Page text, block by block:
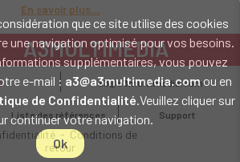
que ce site utilise des cookies
une navigation optimisé pour vos besoins.
supplémentaires, vous pouvez
e-mail : a3@a3multimedia.comou en
de Confidentialité.Veuillez cliquer sur
continuer votre navigation.
Ok
En savoir plus
A3MULTIMEDIA
ET LOGICIEL CODE BARRE
: Cholet - Nantes - Angers - Rennes - Le
- Lille - Brest - Toulouse - Marseille - Poitiers -
- Lorient - Vannes - Quimper - Rouen
a3@a3multimedia.com
Liste des références Support
légales-Politique de
- Conditions de
retour